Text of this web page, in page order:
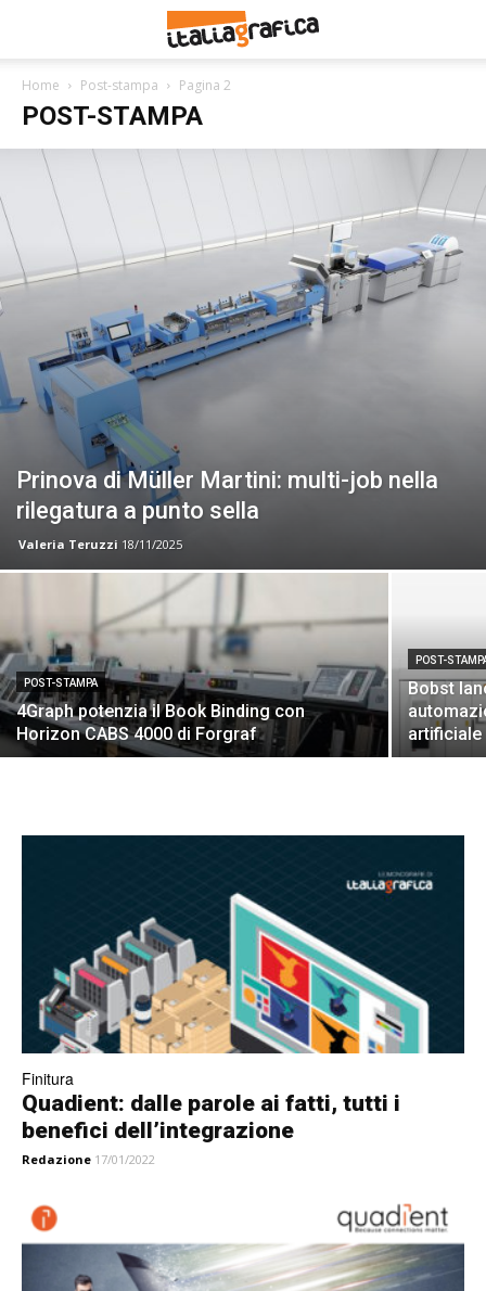
Home Post-stampa Pagina 2
POST-STAMPA
Prinova di Müller Martini: multi-job nella
rilegatura a punto sella
Valeria Teruzzi 18/11/2025
POST-STAMPA
4Graph potenzia il Book Binding con
Horizon CABS 4000 di Forgraf
POST-
Bobst
artificiale
Finitura
Quadient: dalle parole ai fatti, tutti i
benefici dell’integrazione
Redazione 17/01/2022